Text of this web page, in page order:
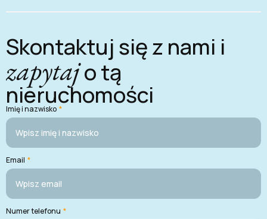
Skontaktuj się z nami i
zapytajo tą
nieruchomości
Imię i nazwisko *
Email *
Numer telefonu *